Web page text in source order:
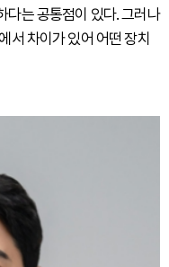
다는 공통점이 있다. 그러나
서 차이가 있어 어떤 장치